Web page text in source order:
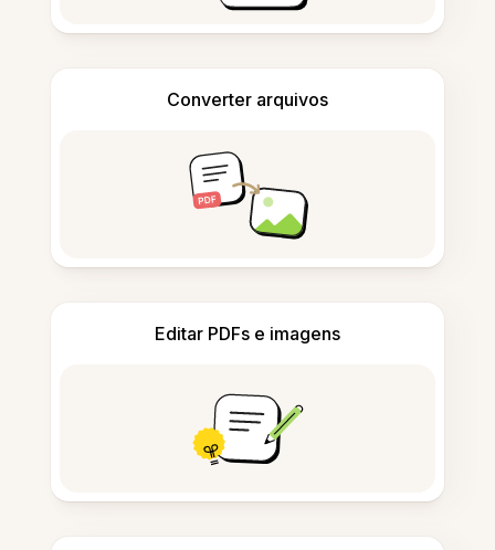
Converter arquivos
Editar PDFs e imagens